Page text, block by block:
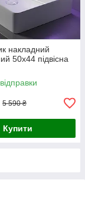
накладний
50х44 підвісна
5 590 ₴
Купити